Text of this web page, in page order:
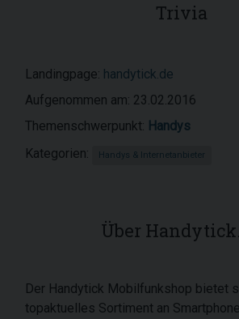
Trivia
Landingpage: handytick.de
Aufgenommen am: 23.02.2016
Themenschwerpunkt: Handys
Kategorien:
Handys & Internetanbieter
Über
Der Handytick Mobilfunkshop bietet
topaktuelles Sortiment an